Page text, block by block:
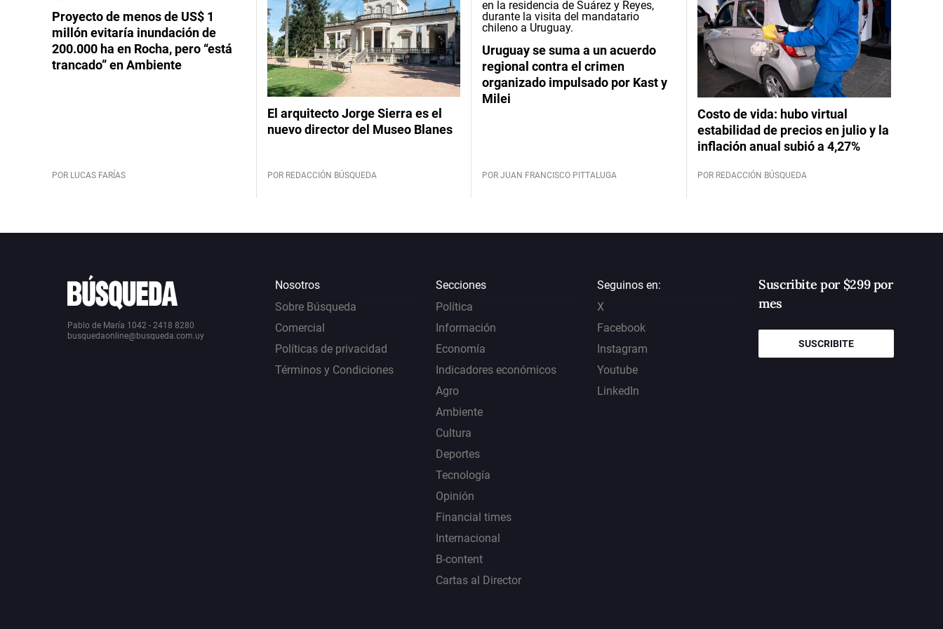
Proyecto de menos de US$ 1
millón evitaría inundación de
200.000 ha en Rocha, pero “está
trancado” en Ambiente
POR LUCAS FARÍAS
El arquitecto Jorge Sierra es el
nuevo director del Museo Blanes
POR REDACCIÓN BÚSQUEDA
Uruguay se suma a un acuerdo
regional contra el crimen
organizado impulsado por Kast y
Milei
POR JUAN FRANCISCO PITTALUGA
Costo de vida: hubo virtual
estabilidad de precios en julio y la
inflación anual subió a 4,27%
POR REDACCIÓN BÚSQUEDA
Pablo de María 1042 - 2418 8280
busquedaonline@busqueda.com.uy
Nosotros
Sobre Búsqueda
Comercial
Políticas de privacidad
Términos y Condiciones
Secciones
Política
Información
Economía
Indicadores económicos
Agro
Ambiente
Cultura
Deportes
Tecnología
Opinión
Financial times
Internacional
B-content
Cartas al Director
Seguinos en:
X
Facebook
Instagram
Youtube
LinkedIn
Suscribite por $299 por
mes
SUSCRIBITE